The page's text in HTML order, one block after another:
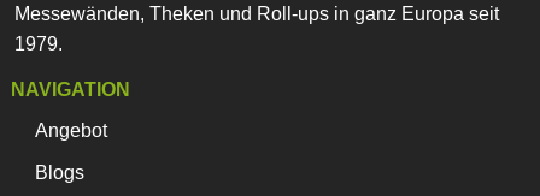
werden
Messewänden, Theken und Roll-ups in ganz Europa seit
1979.
NAVIGATION
Angebot
Blogs